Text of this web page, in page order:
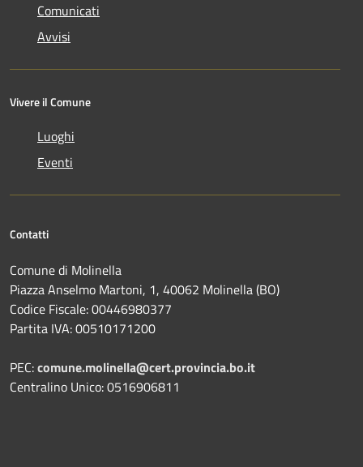
Comunicati
Avvisi
Vivere il Comune
Luoghi
Eventi
Contatti
Comune di Molinella
Piazza Anselmo Martoni, 1, 40062 Molinella (BO)
Codice Fiscale: 00446980377
Partita IVA: 00510171200
PEC:comune.molinella@cert.provincia.bo.it
Centralino Unico: 0516906811